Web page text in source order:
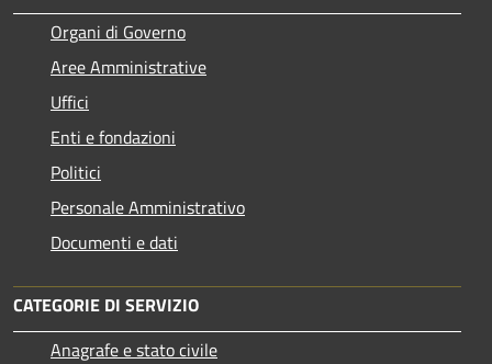
Organi di Governo
Aree Amministrative
Uffici
Enti e fondazioni
Politici
Personale Amministrativo
Documenti e dati
CATEGORIE DI SERVIZIO
Anagrafe e stato civile